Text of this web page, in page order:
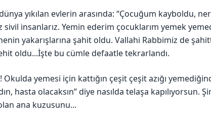
yıkılan evlerin arasında: “Çocuğum kayboldu,
sivil insanlarız. Yemin ederim çocuklarım yemek
yakarışlarına şahit oldu. Vallahi Rabbimiz de
oldu...İşte bu cümle defaatle tekrarlandı.
yemesi için kattığın çeşit çeşit azığı
hasta olacaksın” diye nasılda telaşa kapılıyorsun.
ana kuzusunu...